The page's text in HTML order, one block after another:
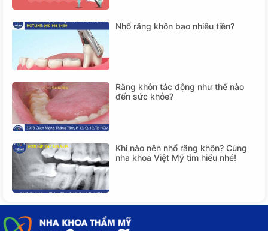
Nhổ răng khôn bao nhiêu tiền?
Răng khôn tác động như thế nào
đến sức khỏe?
Khi nào nên nhổ răng khôn? Cùng
nha khoa Việt Mỹ tìm hiểu nhé!